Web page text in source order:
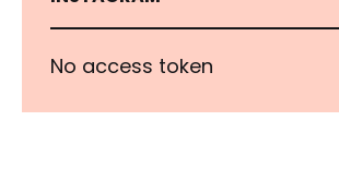
No access token